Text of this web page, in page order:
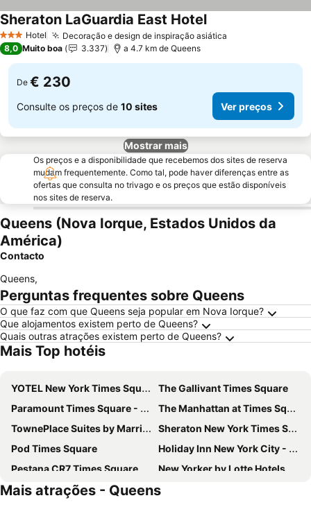
3 EstrelasHotel Decoração e design de inspiração asiática
Sheraton LaGuardia East HotelVer preços
8,0 Muito boa 3.337 a 4.7 km de Queens
De € 230
Consulte os preços de 10 sites Ver preços
Mostrar mais
Os preços e a disponibilidade que recebemos dos sites de reserva
mudam frequentemente. Como tal, pode haver diferenças entre as
ofertas que consulta no trivago e os preços que estão disponíveis
nos sites de reserva.
Queens (Nova Iorque, Estados Unidos da
América)
Contacto
Queens,
Perguntas frequentes sobre Queens
O que faz com que Queens seja popular em Nova Iorque?
Que alojamentos existem perto de Queens?
Quais outras atrações existem perto de Queens?
Mais Top hotéis
YOTEL New York Times Square
The Gallivant Times Square
Paramount Times Square - A Generator Hotel
The Manhattan at Times Square Hotel
TownePlace Suites by Marriott New York Long Island City/Manhattan View
Sheraton New York Times Square Hotel
Pod Times Square
Holiday Inn New York City - Times Square By Ihg
Pestana CR7 Times Square
New Yorker by Lotte Hotels
Hotel Riu Plaza Manhattan Times Square
Hotel Riu Plaza New York Times Square
Mais atrações - Queens